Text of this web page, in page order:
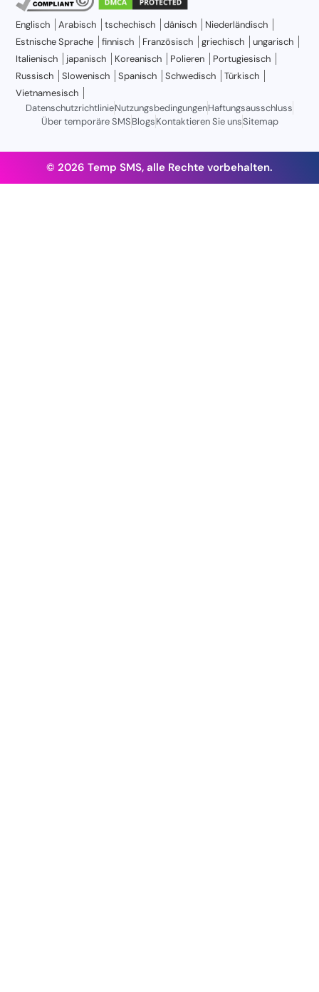
Englisch Arabisch tschechisch dänisch
Niederländisch
Estnische Sprache
finnisch Französisch griechisch
ungarisch
Italienisch
japanisch Koreanisch Polieren
Portugiesisch
Russisch
Slowenisch Spanisch Schwedisch
Türkisch
Vietnamesisch
DatenschutzrichtlinieNutzungsbedingungenHaftungsausschluss
Über temporäre SMSBlogsKontaktieren Sie unsSitemap
© 2026 Temp SMS, alle Rechte vorbehalten.